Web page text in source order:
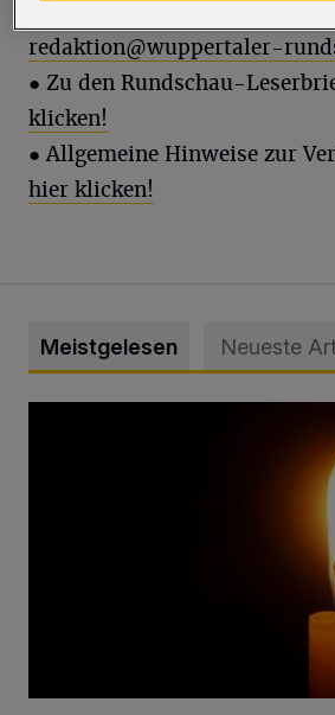
redaktion@wuppertaler-
● Zu den Rundschau-
klicken!
● Allgemeine Hinweise zur
hier klicken!
Meistgelesen Neueste